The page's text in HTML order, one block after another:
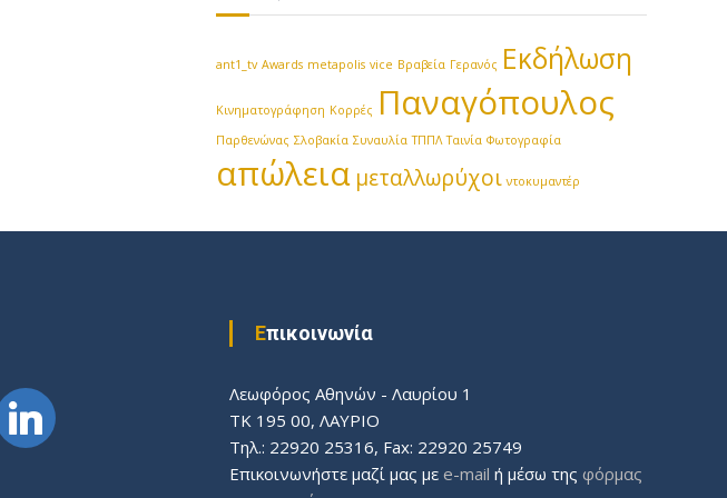
ant1_tv Awards metapolis vice Βραβεία Γερανός Εκδήλωση
Κινηματογράφηση Κορρές Παναγόπουλος
Παρθενώνας Σλοβακία Συναυλία ΤΠΠΛ Ταινία Φωτογραφία
απώλεια μεταλλωρύχοι ντοκυμαντέρ
Επικοινωνία
Λεωφόρος Aθηνών - Λαυρίου 1
ΤΚ 195 00, ΛΑΥΡΙΟ
Τηλ.: 22920 25316, Fax: 22920 25749
Επικοινωνήστε μαζί μας με e-mail ή μέσω της φόρμας